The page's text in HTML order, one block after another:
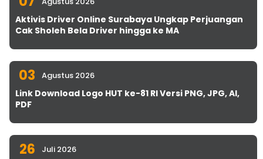
Aktivis Driver Online Surabaya Ungkap Perjuangan
Cak Sholeh Bela Driver hingga ke MA
03 Agustus 2026
Link Download Logo HUT ke-81 RI Versi PNG, JPG, AI,
PDF
26 Juli 2026